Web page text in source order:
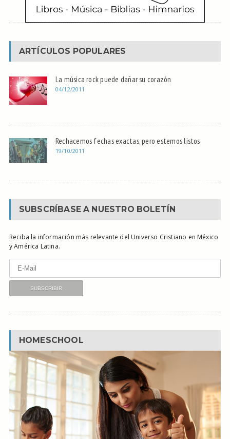
ARTÍCULOS POPULARES
La música rock puede dañar su corazón
04/12/2011
Rechacemos fechas exactas, pero estemos listos
19/10/2011
SUBSCRÍBASE A NUESTRO BOLETÍN
Reciba la información más relevante del Universo Cristiano en México
y América Latina.
HOMESCHOOL